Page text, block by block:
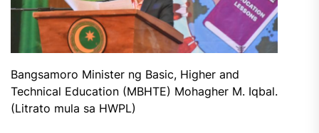
Bangsamoro Minister ng Basic, Higher and
Technical Education (MBHTE) Mohagher M. Iqbal.
(Litrato mula sa HWPL)